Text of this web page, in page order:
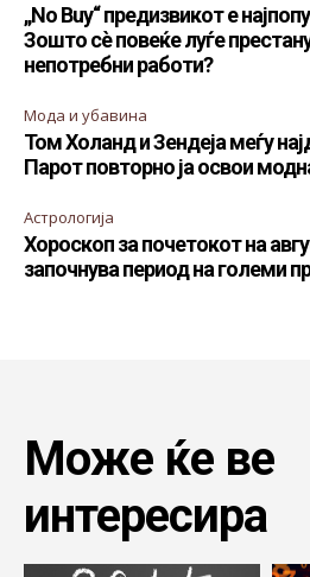
„No Buy“ предизвикот е
Зошто сè повеќе луѓе
непотребни работи?
Мода и убавина
Том Холанд и Зендеја меѓу
Парот повторно ја освои
Астрологија
Хороскоп за почетокот на
започнува период на големи
Може ќе ве
интересира